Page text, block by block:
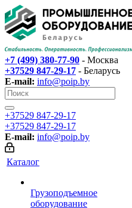
+7 (499) 380-77-90 - Москва
+37529 847-29-17‬ - Беларусь
E-mail: info@poip.by
+37529 847-29-17‬
+37529 847-29-17‬
E-mail: info@poip.by
Каталог
Грузоподъемное
оборудование